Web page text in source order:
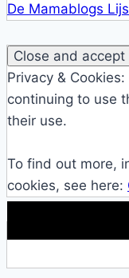
De Mamablogs
Privacy &
continuing to use
their use.
To find out more,
cookies, see here: